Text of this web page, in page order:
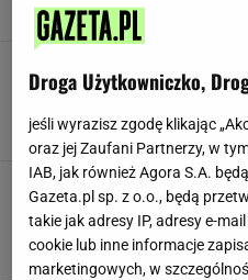
NOWY ROK
Oto
KRAKERSY PASTA
Dla nich
sylwestrowym
minut
KORECZKI PRZEPISY
Droga Użytkowniczko,
jeśli wyrazisz zgodę klikając
oraz jej Zaufani Partnerzy, w tym
IAB, jak również Agora S.A.
Gazeta.pl sp. z o.o., będą
takie jak adresy IP, adresy e-
cookie lub inne informacje
marketingowych, w